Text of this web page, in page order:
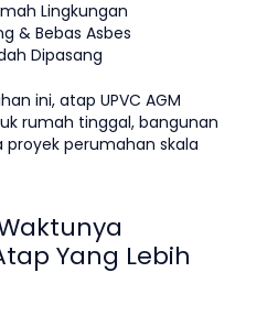
Lingkungan
& Bebas Asbes
Dipasang
ini, atap UPVC AGM
rumah tinggal, bangunan
perumahan skala
Yang Lebih